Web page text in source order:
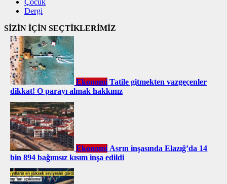
Dergi
SİZİN İÇİN SEÇTİKLERİMİZ
Ekonomi Tatile gitmekten vazgeçenler
dikkat! O parayı almak hakkınız
Ekonomi Asrın inşasında Elazığ’da 14
bin 894 bağımsız kısım inşa edildi